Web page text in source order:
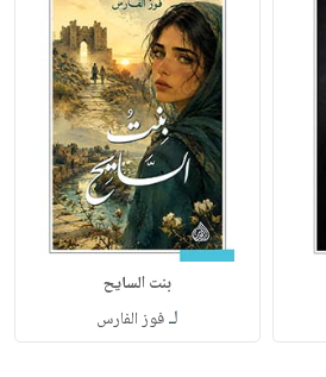
بنت السايح
لـفوز الفارس